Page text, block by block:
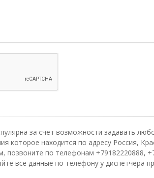
за счет возможности задавать
которое находится по адресу Россия,
позвоните по телефонам
все данные по телефону у диспетчера